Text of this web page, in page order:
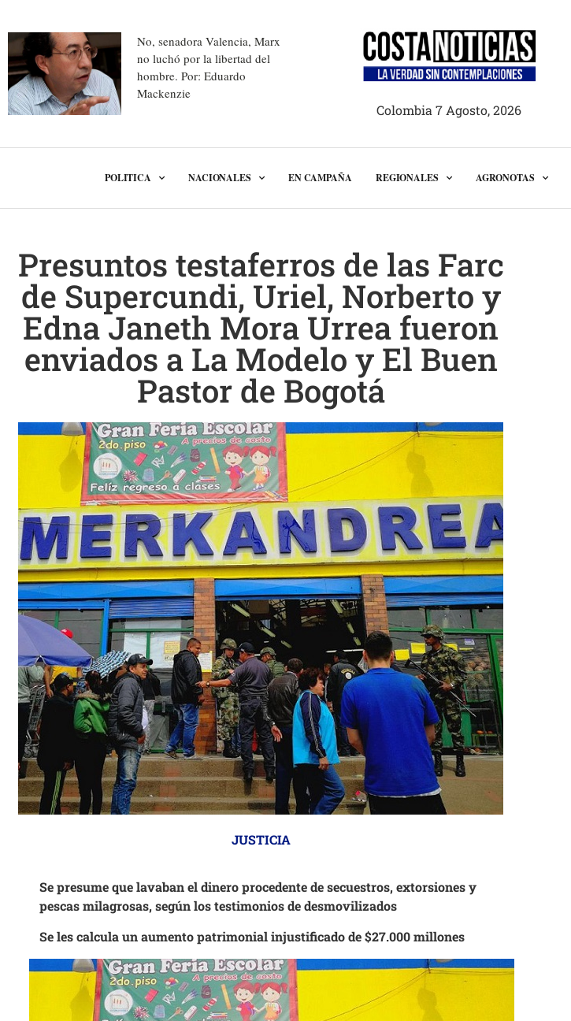
No, senadora Valencia, Marx
no luchó por la libertad del
hombre. Por: Eduardo
Mackenzie
Colombia 7 Agosto, 2026
POLITICA NACIONALES EN CAMPAÑA REGIONALES AGRONOTAS
Presuntos testaferros de las Farc
de Supercundi, Uriel, Norberto y
Edna Janeth Mora Urrea fueron
enviados a La Modelo y El Buen
Pastor de Bogotá
JUSTICIA
Se presume que lavaban el dinero procedente de secuestros, extorsiones y
pescas milagrosas, según los testimonios de desmovilizados
Se les calcula un aumento patrimonial injustificado de $27.000 millones